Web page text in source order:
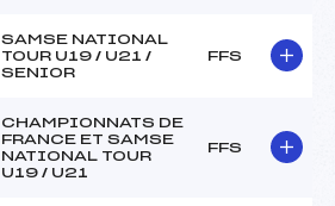
SAMSE NATIONAL
TOUR U19 / U21 /
SENIOR
FFS
CHAMPIONNATS DE
FRANCE ET SAMSE
NATIONAL TOUR
U19 / U21
FFS